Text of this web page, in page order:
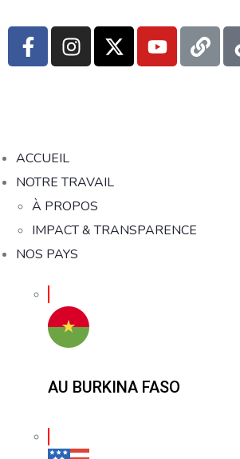
ACCUEIL
NOTRE TRAVAIL
À PROPOS
IMPACT & TRANSPARENCE
NOS PAYS
AU BURKINA FASO